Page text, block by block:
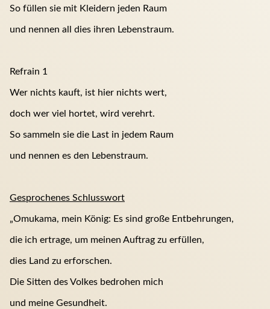
So füllen sie mit Kleidern jeden Raum
und nennen all dies ihren Lebenstraum.
Refrain 1
Wer nichts kauft, ist hier nichts wert,
doch wer viel hortet, wird verehrt.
So sammeln sie die Last in jedem Raum
und nennen es den Lebenstraum.
Gesprochenes Schlusswort
„Omukama, mein König: Es sind große Entbehrungen,
die ich ertrage, um meinen Auftrag zu erfüllen,
dies Land zu erforschen.
Die Sitten des Volkes bedrohen mich
und meine Gesundheit.